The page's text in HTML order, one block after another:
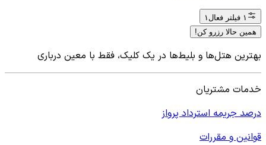
۱ فیلتر فعال
۱
همین حالا رزرو کن!
بهترین هتل‌ها و بلیط‌ها در یک کلیک، فقط با معین درباری
خدمات مشتریان
درصد جریمه استرداد پرواز
قوانین و مقررات